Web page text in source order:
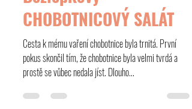
Bezlepkový
CHOBOTNICOVÝ SALÁT
Cesta k mému vaření chobotnice byla trnitá. První
prostě se vůbec nedala jíst. Dlouho...